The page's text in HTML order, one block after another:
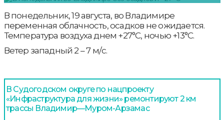
В понедельник, 19 августа, во Владимире
переменная облачность, осадков не ожидается.
Температура воздуха днем +27°С, ночью +13°С.
Ветер западный 2 – 7 м/с.
В Судогодском округе по нацпроекту
«Инфраструктура для жизни» ремонтируют 2 км
трассы Владимир—Муром-Арзамас